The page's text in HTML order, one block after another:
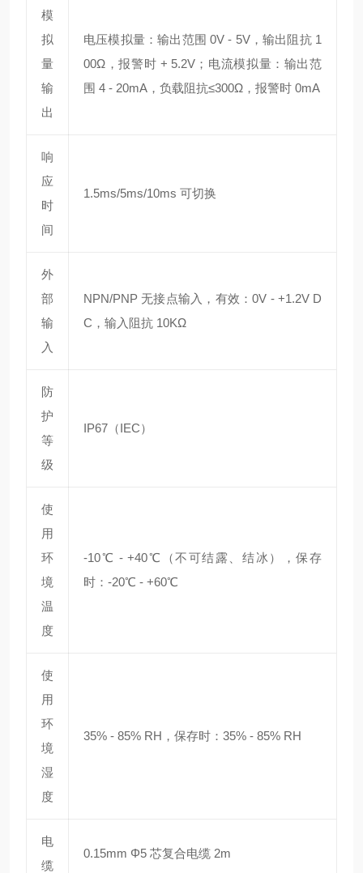
模
拟
量
输
出
电压模拟量：输出范围 0V - 5V，输出阻抗 1
00Ω，报警时 + 5.2V；电流模拟量：输出范
围 4 - 20mA，负载阻抗≤300Ω，报警时 0mA
响
应
时
间
1.5ms/5ms/10ms 可切换
外
部
输
入
NPN/PNP 无接点输入，有效：0V - +1.2V D
C，输入阻抗 10KΩ
防
护
等
级
IP67（IEC）
使
用
环
境
温
度
-10℃ - +40℃（不可结露、结冰），保存
时：-20℃ - +60℃
使
用
环
境
湿
度
35% - 85% RH，保存时：35% - 85% RH
电
缆
0.15mm Φ5 芯复合电缆 2m